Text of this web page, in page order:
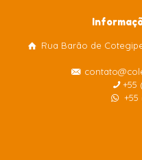
Rua Barão de
+55
+55